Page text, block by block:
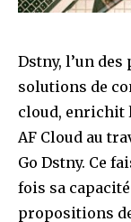
Dstny, l’un
solutions de
cloud, enrichit
AF Cloud au
Go Dstny. Ce
fois sa
propositions